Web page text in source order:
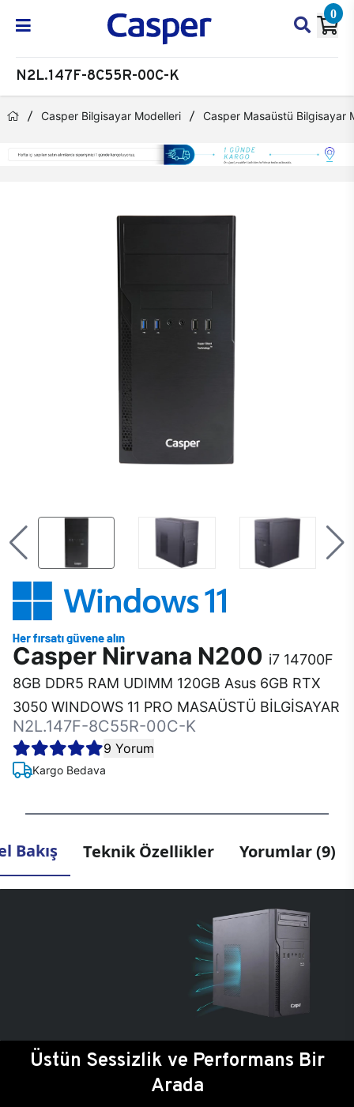
0
N2L.147F-8C55R-00C-K
Casper Bilgisayar Modelleri Casper Masaüstü Bilgisayar
Casper Nirvana N200 i7 14700F
8GB DDR5 RAM UDIMM 120GB Asus 6GB RTX
3050 WINDOWS 11 PRO MASAÜSTÜ BİLGİSAYAR
N2L.147F-8C55R-00C-K
9 Yorum
Kargo Bedava
Bakış Teknik Özellikler Yorumlar (9)
Üstün Sessizlik ve Performans Bir
Arada